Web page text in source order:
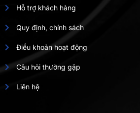
Hỗ trợ khách hàng
Quy định, chính sách
Điều khoản hoạt động
Câu hỏi thường gặp
Liên hệ